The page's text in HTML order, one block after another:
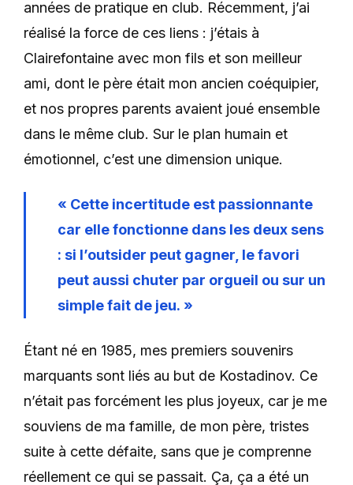
années de pratique en club. Récemment, j’ai
réalisé la force de ces liens : j’étais à
Clairefontaine avec mon fils et son meilleur
ami, dont le père était mon ancien coéquipier,
et nos propres parents avaient joué ensemble
dans le même club. Sur le plan humain et
émotionnel, c’est une dimension unique.
« Cette incertitude est passionnante
car elle fonctionne dans les deux sens
: si l’outsider peut gagner, le favori
peut aussi chuter par orgueil ou sur un
simple fait de jeu. »
Étant né en 1985, mes premiers souvenirs
marquants sont liés au but de Kostadinov. Ce
n’était pas forcément les plus joyeux, car je me
souviens de ma famille, de mon père, tristes
suite à cette défaite, sans que je comprenne
réellement ce qui se passait. Ça, ça a été un